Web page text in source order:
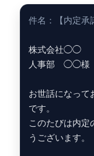
件名：【内定
株式会社◯◯
人事部 ◯◯様
お世話になっ
です。
このたびは内定
うございます。